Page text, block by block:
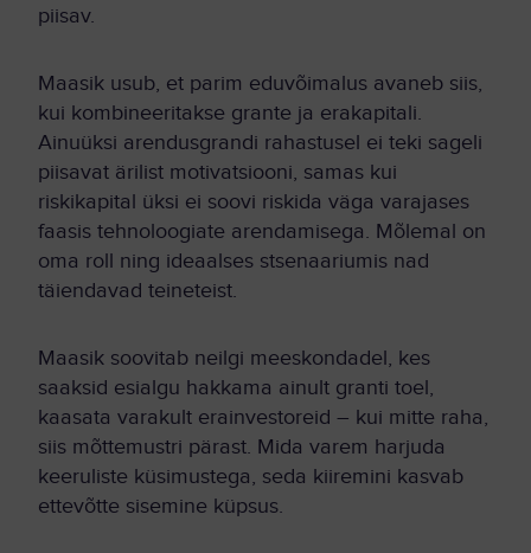
piisav.
Maasik usub, et parim eduvõimalus avaneb siis,
kui kombineeritakse grante ja erakapitali.
Ainuüksi arendusgrandi rahastusel ei teki sageli
piisavat ärilist motivatsiooni, samas kui
riskikapital üksi ei soovi riskida väga varajases
faasis tehnoloogiate arendamisega. Mõlemal on
oma roll ning ideaalses stsenaariumis nad
täiendavad teineteist.
Maasik soovitab neilgi meeskondadel, kes
saaksid esialgu hakkama ainult granti toel,
kaasata varakult erainvestoreid – kui mitte raha,
siis mõttemustri pärast. Mida varem harjuda
keeruliste küsimustega, seda kiiremini kasvab
ettevõtte sisemine küpsus.